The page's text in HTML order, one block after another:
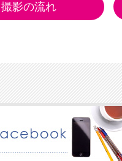
撮影の流れ